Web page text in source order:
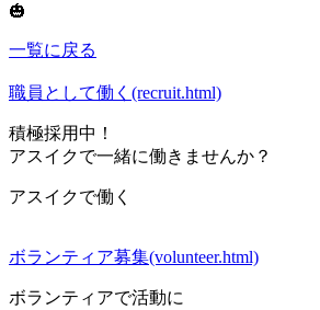
🎃
一覧に戻る
職員として働く(recruit.html)
積極採用中！
アスイクで一緒に働きませんか？
アスイクで働く
ボランティア募集(volunteer.html)
ボランティアで活動に